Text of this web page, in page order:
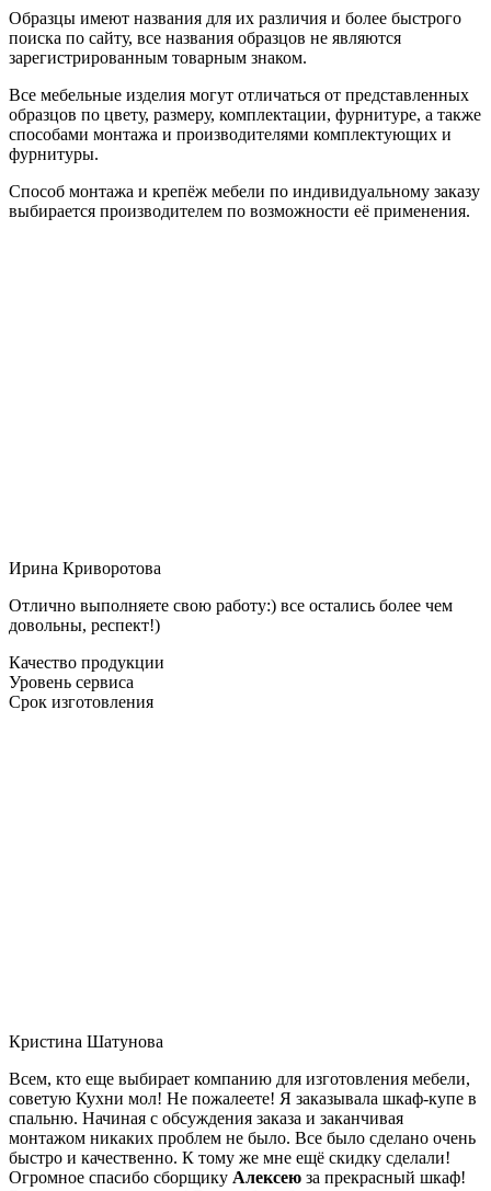
Образцы имеют названия для их различия и более быстрого
поиска по сайту, все названия образцов не являются
зарегистрированным товарным знаком.
Все мебельные изделия могут отличаться от представленных
образцов по цвету, размеру, комплектации, фурнитуре, а также
способами монтажа и производителями комплектующих и
фурнитуры.
Способ монтажа и крепёж мебели по индивидуальному заказу
выбирается производителем по возможности её применения.
Ирина Криворотова
Отлично выполняете свою работу:) все остались более чем
довольны, респект!)
Качество продукции
Уровень сервиса
Срок изготовления
Кристина Шатунова
Всем, кто еще выбирает компанию для изготовления мебели,
советую Кухни мол! Не пожалеете! Я заказывала шкаф-купе в
спальню. Начиная с обсуждения заказа и заканчивая
монтажом никаких проблем не было. Все было сделано очень
быстро и качественно. К тому же мне ещё скидку сделали!
Огромное спасибо сборщику Алексею за прекрасный шкаф!